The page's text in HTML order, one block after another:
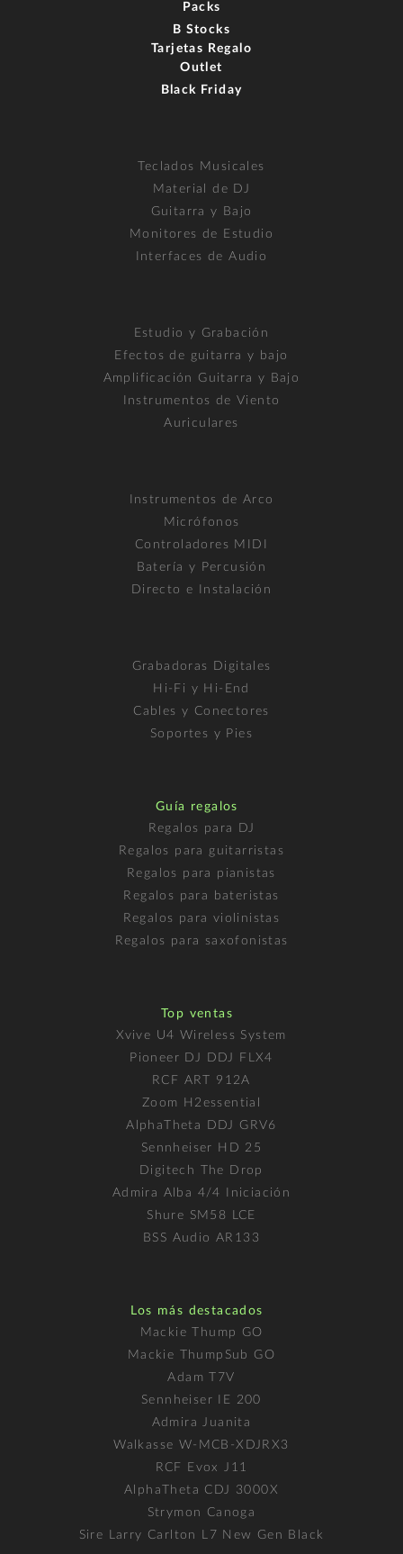
Packs
B Stocks
Tarjetas Regalo
Outlet
Black Friday
Teclados Musicales
Material de DJ
Guitarra y Bajo
Monitores de Estudio
Interfaces de Audio
Estudio y Grabación
Efectos de guitarra y bajo
Amplificación Guitarra y Bajo
Instrumentos de Viento
Auriculares
Instrumentos de Arco
Micrófonos
Controladores MIDI
Batería y Percusión
Directo e Instalación
Grabadoras Digitales
Hi-Fi y Hi-End
Cables y Conectores
Soportes y Pies
Guía regalos
Regalos para DJ
Regalos para guitarristas
Regalos para pianistas
Regalos para bateristas
Regalos para violinistas
Regalos para saxofonistas
Top ventas
Xvive U4 Wireless System
Pioneer DJ DDJ FLX4
RCF ART 912A
Zoom H2essential
AlphaTheta DDJ GRV6
Sennheiser HD 25
Digitech The Drop
Admira Alba 4/4 Iniciación
Shure SM58 LCE
BSS Audio AR133
Los más destacados
Mackie Thump GO
Mackie ThumpSub GO
Adam T7V
Sennheiser IE 200
Admira Juanita
Walkasse W-MCB-XDJRX3
RCF Evox J11
AlphaTheta CDJ 3000X
Strymon Canoga
Sire Larry Carlton L7 New Gen Black